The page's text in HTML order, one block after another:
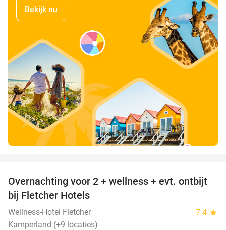
Bekijk nu
55%
Overnachting voor 2 + wellness + evt. ontbijt
bij Fletcher Hotels
Wellness-Hotel Fletcher 7.4 star
Kamperland (+9 locaties)